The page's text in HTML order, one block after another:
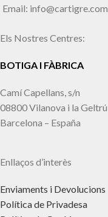
Email: info@cartigre.com
Els Nostres Centres:
BOTIGA I FÀBRICA
Camí Capellans, s/n
08800 Vilanova i la Geltrú
Barcelona – España
Enllaços d’interès
Enviaments i Devolucions
Política de Privadesa